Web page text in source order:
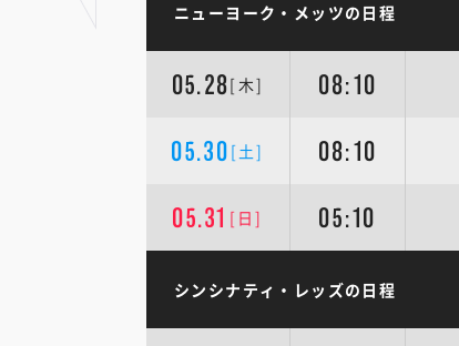
ニューヨーク・メッツの日程
05.28[木] 08:10
05.30 [土] 08:10
05.31 [日] 05:10
シンシナティ・レッズの日程